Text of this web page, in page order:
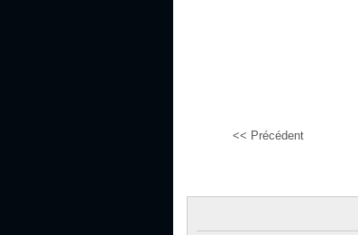
<< Précédent